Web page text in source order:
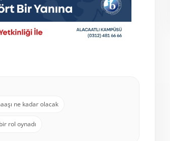
ne kadar olacak
rol oynadı